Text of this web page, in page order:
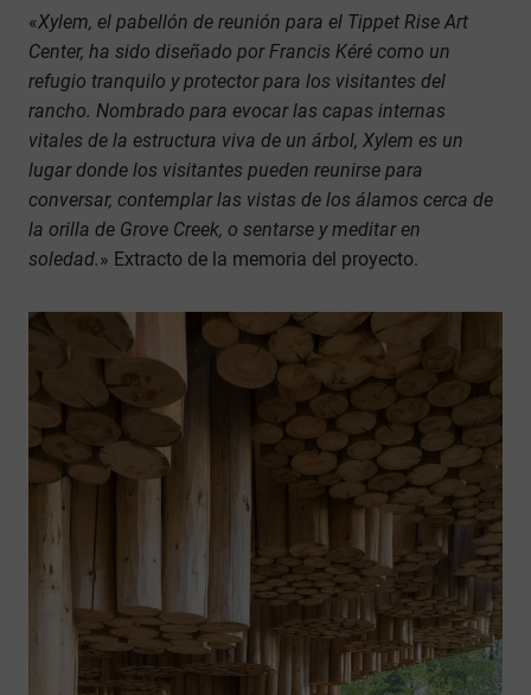
«Xylem, el pabellón de reunión para el Tippet Rise Art
Center, ha sido diseñado por Francis Kéré como un
refugio tranquilo y protector para los visitantes del
rancho. Nombrado para evocar las capas internas
vitales de la estructura viva de un árbol, Xylem es un
lugar donde los visitantes pueden reunirse para
conversar, contemplar las vistas de los álamos cerca de
la orilla de Grove Creek, o sentarse y meditar en
soledad.» Extracto de la memoria del proyecto.